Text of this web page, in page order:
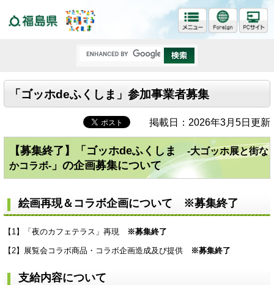
「ゴッホdeふくしま」参加事業者募集
掲載日：2026年3月5日更新
【募集終了】「ゴッホdeふくしま-大ゴッホ展と街な
かコラボ- 」の企画募集について
絵画再現＆コラボ企画について ※募集終了
【1】「夜のカフェテラス」再現 ※募集終了
【2】展覧会コラボ商品・コラボ企画造成及び提供 ※募集終了
支給内容について